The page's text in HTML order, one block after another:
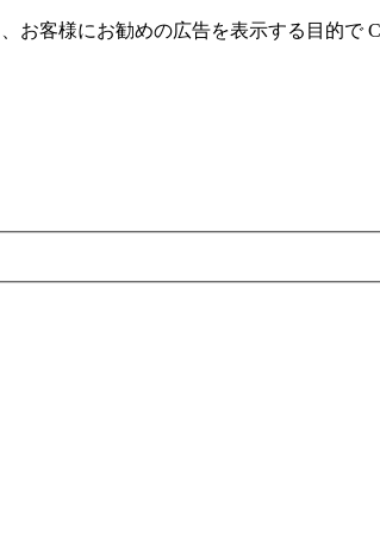
客様にお勧めの広告を表⽰する⽬的で